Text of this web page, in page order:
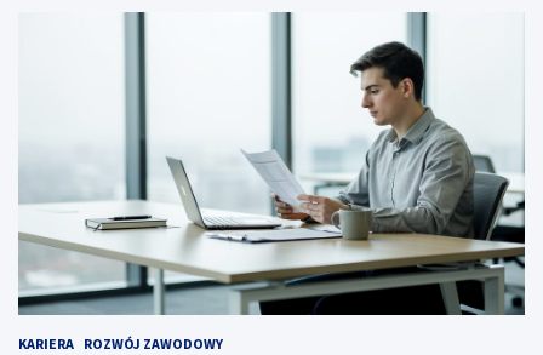
KARIERA ROZWÓJ ZAWODOWY